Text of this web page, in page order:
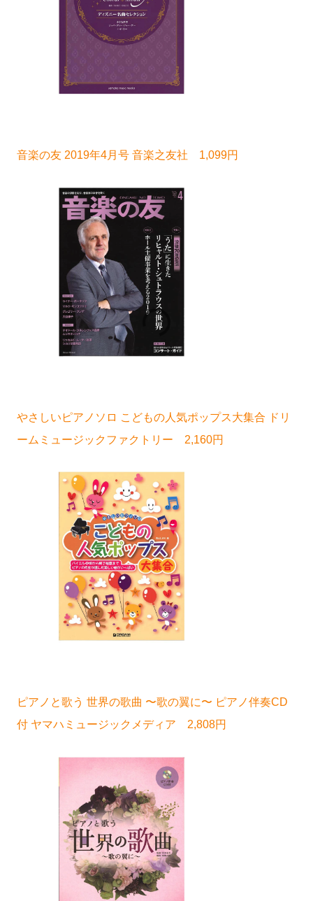
音楽の友 2019年4月号 音楽之友社 1,099円
やさしいピアノソロ こどもの人気ポップス大集合 ドリ
ームミュージックファクトリー 2,160円
ピアノと歌う 世界の歌曲 〜歌の翼に〜 ピアノ伴奏CD
付 ヤマハミュージックメディア 2,808円